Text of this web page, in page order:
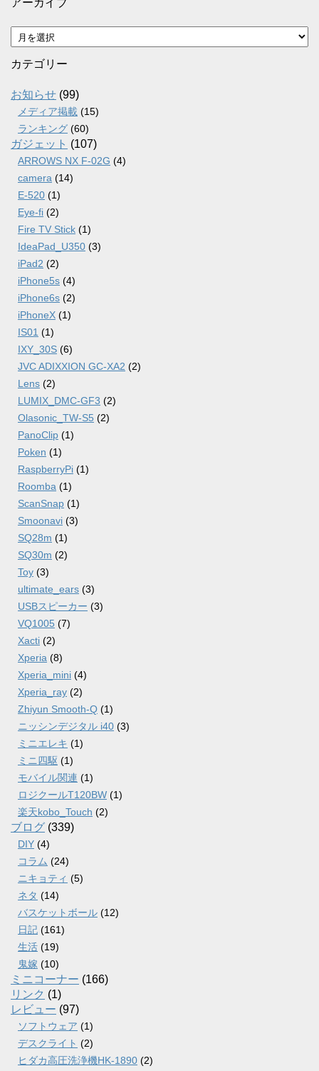
アーカイブ
ア
ー
カ
ブ
カテゴリー
お知らせ (99)
メディア掲載 (15)
ランキング (60)
ガジェット (107)
ARROWS NX F-02G (4)
camera (14)
E-520 (1)
Eye-fi (2)
Fire TV Stick (1)
IdeaPad_U350 (3)
iPad2 (2)
iPhone5s (4)
iPhone6s (2)
iPhoneX (1)
IS01 (1)
IXY_30S (6)
JVC ADIXXION GC-XA2 (2)
Lens (2)
LUMIX_DMC-GF3 (2)
Olasonic_TW-S5 (2)
PanoClip (1)
Poken (1)
RaspberryPi (1)
Roomba (1)
ScanSnap (1)
Smoonavi (3)
SQ28m (1)
SQ30m (2)
Toy (3)
ultimate_ears (3)
USBスピーカー (3)
VQ1005 (7)
Xacti (2)
Xperia (8)
Xperia_mini (4)
Xperia_ray (2)
Zhiyun Smooth-Q (1)
ニッシンデジタル i40 (3)
ミニエレキ (1)
ミニ四駆 (1)
モバイル関連 (1)
ロジクールT120BW (1)
楽天kobo_Touch (2)
ブログ (339)
DIY (4)
コラム (24)
ニキョティ (5)
ネタ (14)
バスケットボール (12)
日記 (161)
生活 (19)
鬼嫁 (10)
ミニコーナー (166)
リンク (1)
レビュー (97)
ソフトウェア (1)
デスクライト (2)
ヒダカ高圧洗浄機HK-1890 (2)